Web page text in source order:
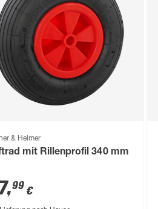
& Helmer
mit Rillenprofil 340 mm
,99 €